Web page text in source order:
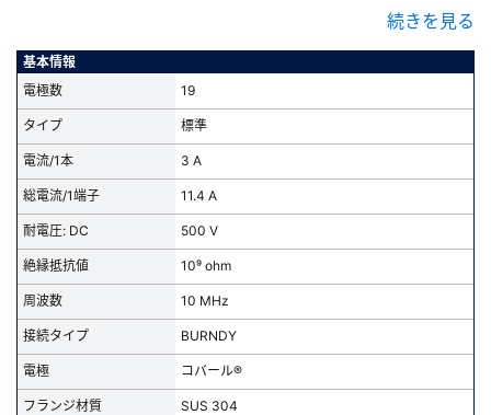
・目視の難しい場所でもガイド溝にそって挿入するだけで向きが合わせ
・真空/大気側接続部品、工具類に加え、アセンブリ済製品・アセンブ
リサービスも提供しております
▼以下のタイプが規格化されています(
・PIN数：4，8，12，19，22，30，48
・フランジ：NW/KF，ICF，JIS-VF，JIS-VG
・高電流タイプは
よりご覧ください
▼特注品も対応いたします
複数端子の組み合わせ・フランジサイズの変更・特殊フランジへの取り
付けも承ります
ページ右側の「お問い合わせ」ボタンよりご連絡ください
精密洗浄のご依頼はこちらから
続きを見る
基本情報
電極数
19
タイプ 標準
電流/1本 3 A
総電流/1端子 11.4 A
耐電圧: DC 500 V
絶縁抵抗値 10⁹ ohm
周波数 10 MHz
接続タイプ BURNDY
電極 コバール®
フランジ材質 SUS 304
新規会員登録（無料）
※新規会員登録をお申し込み頂いてから本登録となるまで、数日間かかる場合
があります。また当社の判断によりお断りする場合があります。
会員の方はこちら
ログイン